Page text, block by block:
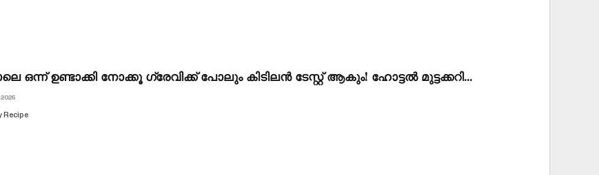
ഒന്ന് ഉണ്ടാക്കി നോക്കൂ ഗ്രേവിക്ക്‌ പോലും കിടിലൻ ടേസ്റ്റ് ആകും! ഹോട്ടൽ മുട്ടക്കറി…
Recipe